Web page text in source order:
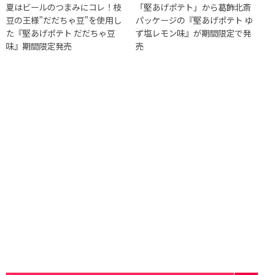
夏はビールのつまみにコレ！枝
豆の王様”だだちゃ豆”を使用し
た『堅あげポテト だだちゃ豆
味』期間限定発売
「堅あげポテト」から葛飾北斎
パッケージの『堅あげポテト ゆ
ず塩レモン味』が期間限定で発
売